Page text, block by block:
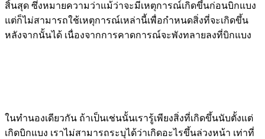
สิ้นสุด ซึ่งหมายความว่าแม้ว่าจะมีเหตุการณ์เกิดขึ้นก่อนบิกแบง
แต่ก็ไม่สามารถใช้เหตุการณ์เหล่านี้เพื่อกำหนดสิ่งที่จะเกิดขึ้น
หลังจากนั้นได้ เนื่องจากการคาดการณ์จะพังทลายลงที่บิกแบง
ในทำนองเดียวกัน ถ้าเป็นเช่นนั้นเรารู้เพียงสิ่งที่เกิดขึ้นนับตั้งแต่
เกิดบิกแบง เราไม่สามารถระบุได้ว่าเกิดอะไรขึ้นล่วงหน้า เท่าที่